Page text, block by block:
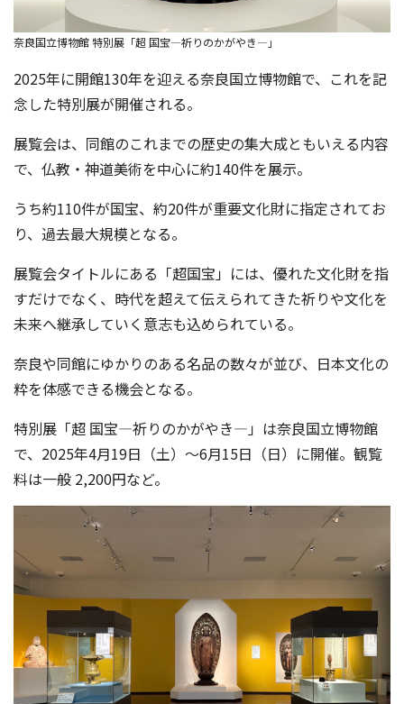
奈良国立博物館 特別展「超 国宝―祈りのかがやき―」
2025年に開館130年を迎える奈良国立博物館で、これを記
念した特別展が開催される。
展覧会は、同館のこれまでの歴史の集大成ともいえる内容
で、仏教・神道美術を中心に約140件を展示。
うち約110件が国宝、約20件が重要文化財に指定されてお
り、過去最大規模となる。
展覧会タイトルにある「超国宝」には、優れた文化財を指
すだけでなく、時代を超えて伝えられてきた祈りや文化を
未来へ継承していく意志も込められている。
奈良や同館にゆかりのある名品の数々が並び、日本文化の
粋を体感できる機会となる。
特別展「超 国宝―祈りのかがやき―」は奈良国立博物館
で、2025年4月19日（土）～6月15日（日）に開催。観覧
料は一般 2,200円など。